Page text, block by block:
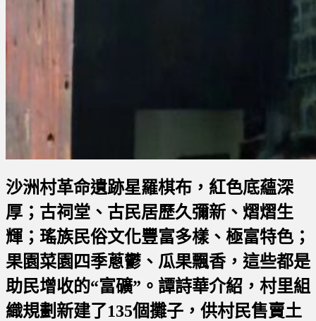
沙洲村革命遺跡星羅棋布，紅色底蘊深
厚；古祠堂、古民居歷久彌新、熠熠生
輝；瑤族民俗文化豐富多樣、極富特色；
果園菜園四季蔥鬱、瓜果飄香，這些都是
助民增收的“富礦”。譚詩華介紹，村里組
織規劃新建了135個攤子，供村民售賣土